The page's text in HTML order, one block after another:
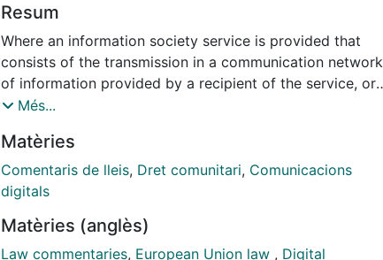
Resum
Where an information society service is provided that
consists of the transmission in a communication network
of information provided by a recipient of the service, or
the provision of access to a communication network, the
transmitted or accessed, on condition that the provider...
Més...
Matèries
Comentaris de lleis, Dret comunitari, Comunicacions
digitals
Matèries (anglès)
Law commentaries, European Union law , Digital